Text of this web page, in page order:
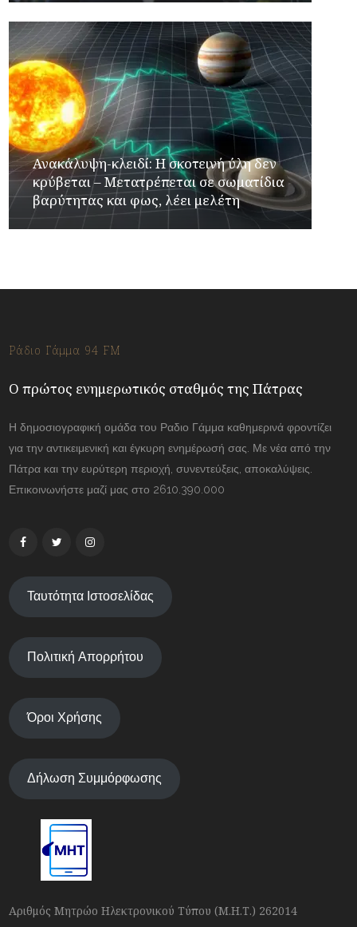
Ανακάλυψη-κλειδί: Η σκοτεινή ύλη δεν
κρύβεται – Μετατρέπεται σε σωματίδια
βαρύτητας και φως, λέει μελέτη
Ράδιο Γάμμα 94 FM
Ο πρώτος ενημερωτικός σταθμός της Πάτρας
Η δημοσιογραφική ομάδα του Ραδιο Γάμμα καθημερινά φροντίζει
για την αντικειμενική και έγκυρη ενημέρωσή σας. Με νέα από την
Πάτρα και την ευρύτερη περιοχή, συνεντεύξεις, αποκαλύψεις.
Επικοινωνήστε μαζί μας στο 2610.390.000
Ταυτότητα Ιστοσελίδας
Πολιτική Απορρήτου
Όροι Χρήσης
Δήλωση Συμμόρφωσης
Αριθμός Μητρώο Ηλεκτρονικού Τύπου (Μ.Η.Τ.) 262014